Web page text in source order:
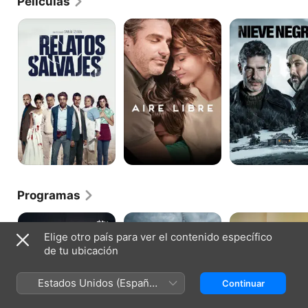
Relatos
Salvajes
Aire
libre
Nieve
negra
Programas
Las
El
Todos
Elige otro país para ver el contenido específico
de tu ubicación
Estados Unidos (Español
México)
Continuar